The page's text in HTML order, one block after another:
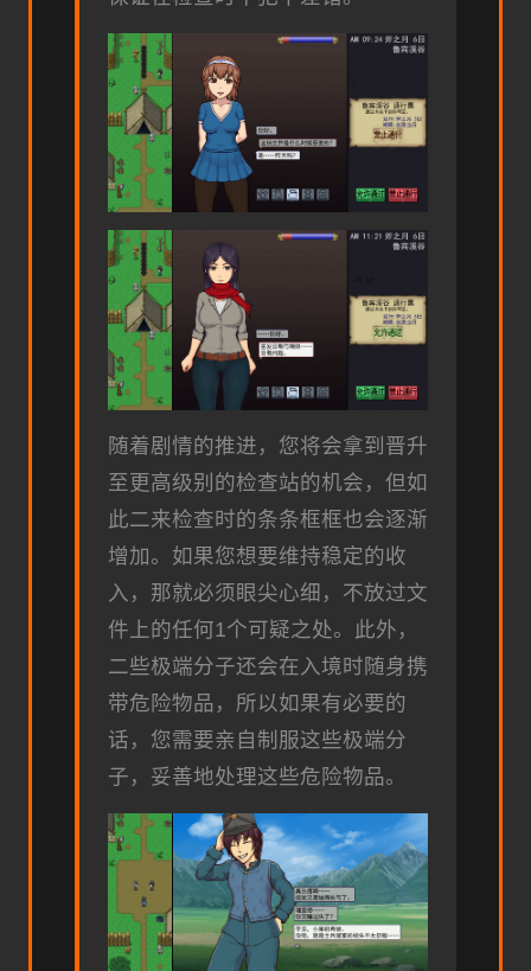
随着剧情的推进，您将会拿到晋升
至更高级别的检查站的机会，但如
此二来检查时的条条框框也会逐渐
增加。如果您想要维持稳定的收
入，那就必须眼尖心细，不放过文
件上的任何1个可疑之处。此外，
二些极端分子还会在入境时随身携
带危险物品，所以如果有必要的
话，您需要亲自制服这些极端分
子，妥善地处理这些危险物品。